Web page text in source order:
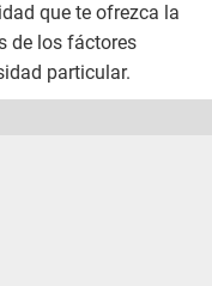
que te ofrezca la
de los fáctores
particular.